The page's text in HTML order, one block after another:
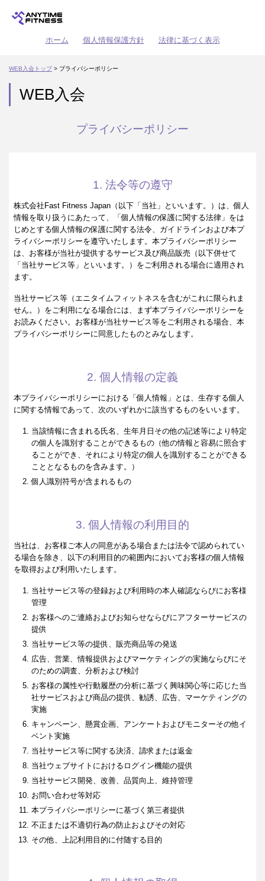
ホーム 個人情報保護方針 法律に基づく表示
WEB入会トップ> プライバシーポリシー
WEB入会
プライバシーポリシー
1. 法令等の遵守
株式会社Fast Fitness Japan（以下「当社」といいます。）は、個人
情報を取り扱うにあたって、「個人情報の保護に関する法律」をは
じめとする個人情報の保護に関する法令、ガイドラインおよび本プ
ライバシーポリシーを遵守いたします。本プライバシーポリシー
は、お客様が当社が提供するサービス及び商品販売（以下併せて
「当社サービス等」といいます。）をご利用される場合に適用され
ます。
当社サービス等（エニタイムフィットネスを含むがこれに限られま
せん。）をご利用になる場合には、まず本プライバシーポリシーを
お読みください。お客様が当社サービス等をご利用される場合、本
プライバシーポリシーに同意したものとみなします。
2. 個人情報の定義
本プライバシーポリシーにおける「個人情報」とは、生存する個人
に関する情報であって、次のいずれかに該当するものをいいます。
当該情報に含まれる氏名、生年月日その他の記述等により特定
の個人を識別することができるもの（他の情報と容易に照合す
ることができ、それにより特定の個人を識別することができる
こととなるものを含みます。）
個人識別符号が含まれるもの
3. 個人情報の利用目的
当社は、お客様ご本人の同意がある場合または法令で認められてい
る場合を除き、以下の利用目的の範囲内においてお客様の個人情報
を取得および利用いたします。
当社サービス等の登録および利用時の本人確認ならびにお客様
管理
お客様へのご連絡およびお知らせならびにアフターサービスの
提供
当社サービス等の提供、販売商品等の発送
広告、営業、情報提供およびマーケティングの実施ならびにそ
のための調査、分析および検討
お客様の属性や行動履歴の分析に基づく興味関心等に応じた当
社サービスおよび商品の提供、勧誘、広告、マーケティングの
実施
キャンペーン、懸賞企画、アンケートおよびモニターその他イ
ベント実施
当社サービス等に関する決済、請求または返金
当社ウェブサイトにおけるログイン機能の提供
当社サービス開発、改善、品質向上、維持管理
お問い合わせ等対応
本プライバシーポリシーに基づく第三者提供
不正または不適切行為の防止およびその対応
その他、上記利用目的に付随する目的